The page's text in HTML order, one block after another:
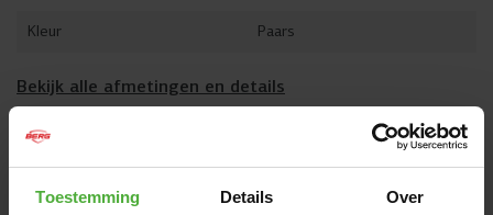
Toestemming Details Over
Kleur Paars
Bekijk alle afmetingen en details